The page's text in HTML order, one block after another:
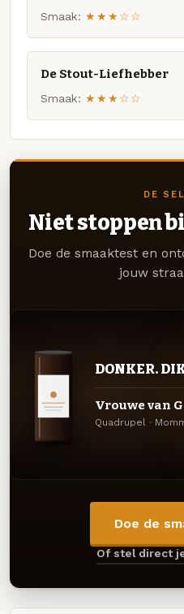
Smaak: ★★★☆☆
De Stout-Liefhebber
Smaak: ★★★☆☆
DE
Niet stoppen
Doe de smaaktest en
jouw
DONKER.
Vrouwe van
Quadrupel ·
Doe de
Of stel direct